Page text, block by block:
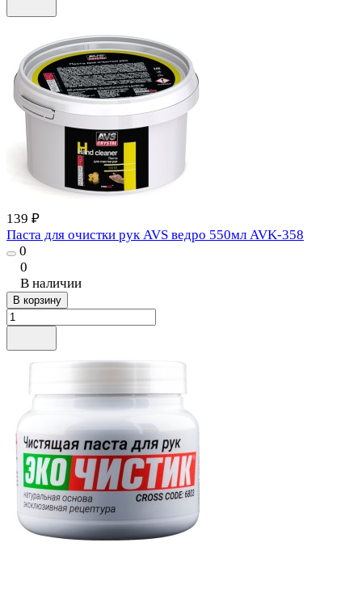
139 ₽
Паста для очистки рук AVS ведро 550мл AVK-358
0
0
В наличии
В корзину